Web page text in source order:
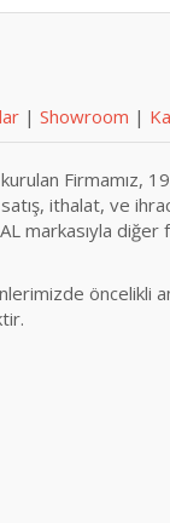
| Showroom |
Firmamız,
ithalat, ve
markasıyla
öncelikli